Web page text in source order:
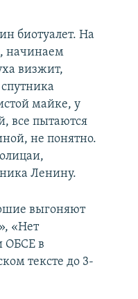
биотуалет. На
начинаем
визжит,
майке, у
все пытаются
не понятно.
Ленину.
выгоняют
«Нет
ОБСЕ в
тексте до 3-